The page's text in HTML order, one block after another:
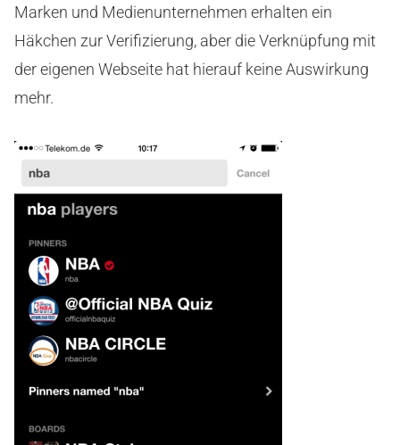
Marken und Medienunternehmen erhalten ein
Häkchen zur Verifizierung, aber die Verknüpfung mit
der eigenen Webseite hat hierauf keine Auswirkung
mehr.